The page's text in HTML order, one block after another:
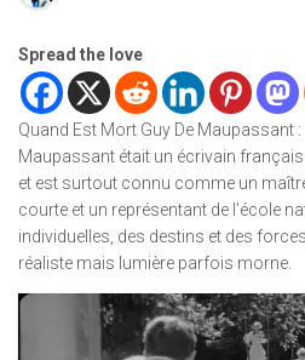
Spread the love
Quand Est Mort Guy De Maupassant :
Maupassant était un écrivain
et est surtout connu comme un
courte et un représentant de l’école
individuelles, des destins et des
réaliste mais lumière parfois morne.